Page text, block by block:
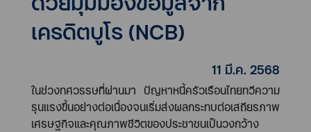
เครดิตบูโร (NCB)
11 มี.ค. 2568
ในช่วงทศวรรษที่ผ่านมา ปัญหาหนี้ครัวเรือนไทยทวีความ
รุนแรงขึ้นอย่างต่อเนื่องจนเริ่มส่งผลกระทบต่อเสถียรภาพ
เศรษฐกิจและคุณภาพชีวิตของประชาชนเป็นวงกว้าง